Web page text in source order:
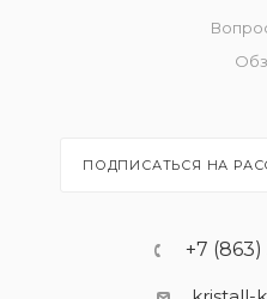
ПОДПИСАТЬСЯ НА
+7